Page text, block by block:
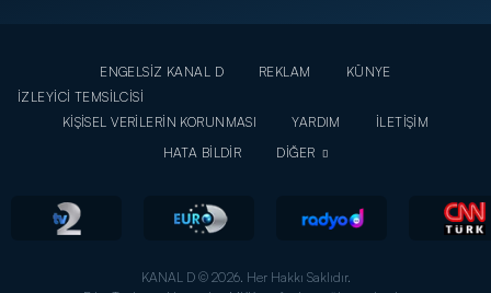
ENGELSİZ KANAL D REKLAM
KÜNYE
İZLEYİCİ TEMSİLCİSİ
KİŞİSEL VERİLERİN KORUNMASI
YARDIM
İLETİŞİM
HATA BİLDİR
DİĞER
KANAL D © 2026. Her Hakkı Saklıdır.